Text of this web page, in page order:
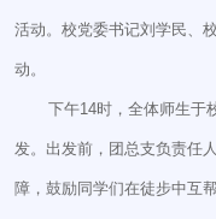
活动。校党委书记刘学民、
动。
下午14时，全体师生于校
发。出发前，团总支负责任
障，鼓励同学们在徒步中互